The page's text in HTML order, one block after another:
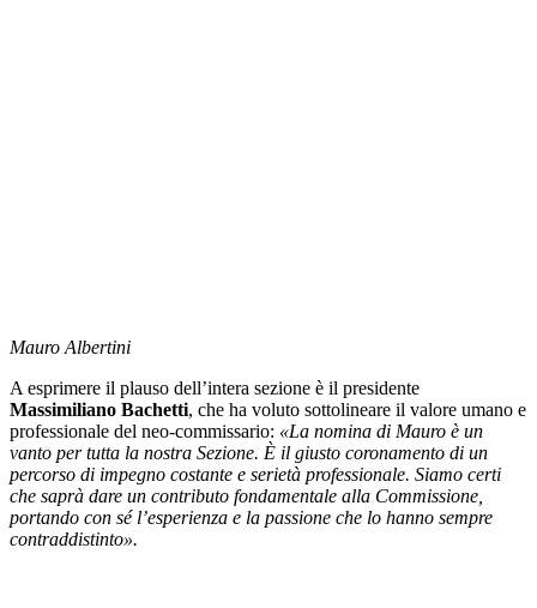
Mauro Albertini
A esprimere il plauso dell’intera sezione è il presidente
Massimiliano Bachetti, che ha voluto sottolineare il valore umano e
professionale del neo-commissario: «La nomina di Mauro è un
vanto per tutta la nostra Sezione. È il giusto coronamento di un
percorso di impegno costante e serietà professionale. Siamo certi
che saprà dare un contributo fondamentale alla Commissione,
portando con sé l’esperienza e la passione che lo hanno sempre
contraddistinto».